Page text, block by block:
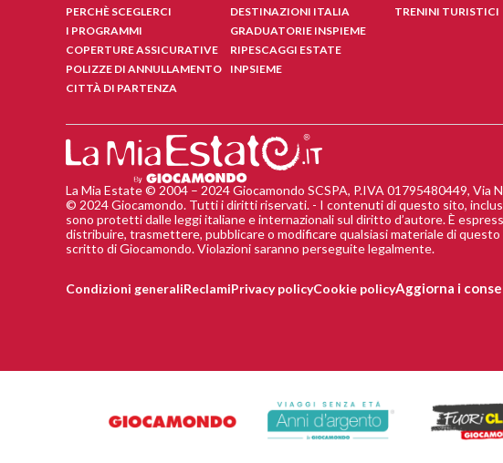
PERCHÈ SCEGLERCI
I PROGRAMMI
COPERTURE ASSICURATIVE
POLIZZE DI ANNULLAMENTO
CITTÀ DI PARTENZA
DESTINAZIONI ITALIA
GRADUATORIE INSPIEME
RIPESCAGGI ESTATE
INPSIEME
TRENINI TURISTICI
La Mia Estate © 2004 – 2024 Giocamondo SCSPA, P.IVA 01795480449, Via
© 2024 Giocamondo. Tutti i diritti riservati. - I contenuti di questo sito,
sono protetti dalle leggi italiane e internazionali sul diritto d’autore. È
distribuire, trasmettere, pubblicare o modificare qualsiasi materiale di
scritto di Giocamondo. Violazioni saranno perseguite legalmente.
Condizioni generaliReclamiPrivacy policyCookie policyAggiorna i